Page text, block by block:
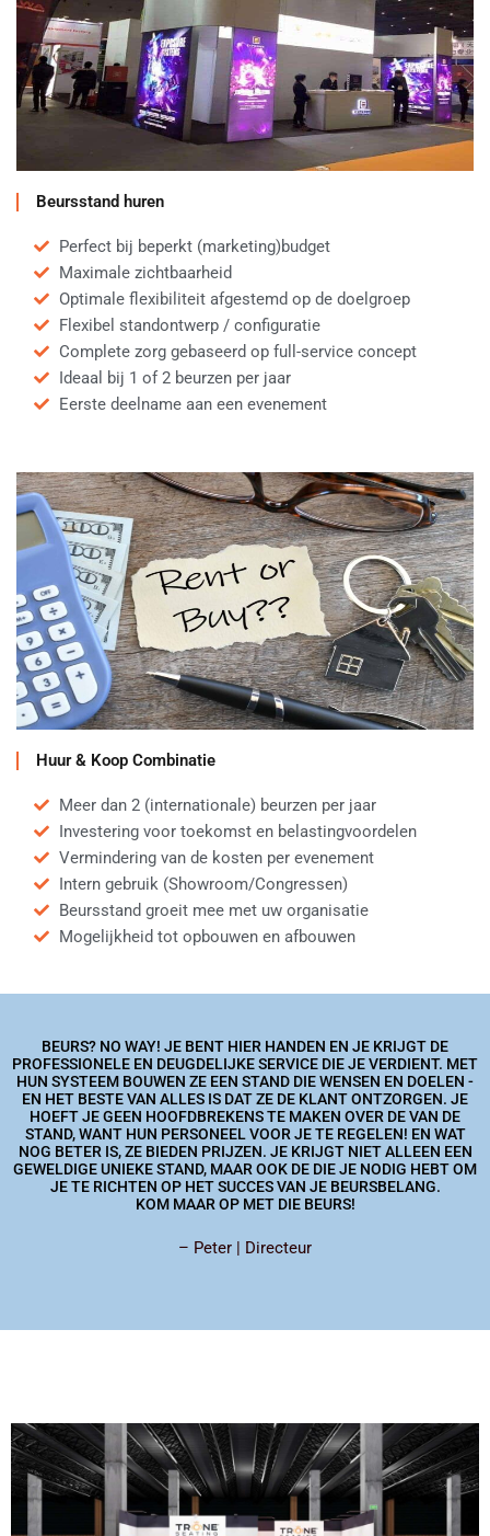
Beursstand huren
Perfect bij beperkt (marketing)budget
Maximale zichtbaarheid
Optimale flexibiliteit afgestemd op de doelgroep
Flexibel standontwerp / configuratie
Complete zorg gebaseerd op full-service concept
Ideaal bij 1 of 2 beurzen per jaar
Eerste deelname aan een evenement
Huur & Koop Combinatie
Meer dan 2 (internationale) beurzen per jaar
Investering voor toekomst en belastingvoordelen
Vermindering van de kosten per evenement
Intern gebruik (Showroom/Congressen)
Beursstand groeit mee met uw organisatie
Mogelijkheid tot opbouwen en afbouwen
BEURS? NO WAY! JE BENT HIER HANDEN EN JE KRIJGT DE
PROFESSIONELE EN DEUGDELIJKE SERVICE DIE JE VERDIENT. MET
HUN SYSTEEM BOUWEN ZE EEN STAND DIE WENSEN EN DOELEN -
EN HET BESTE VAN ALLES IS DAT ZE DE KLANT ONTZORGEN. JE
HOEFT JE GEEN HOOFDBREKENS TE MAKEN OVER DE VAN DE
STAND, WANT HUN PERSONEEL VOOR JE TE REGELEN! EN WAT
NOG BETER IS, ZE BIEDEN PRIJZEN. JE KRIJGT NIET ALLEEN EEN
GEWELDIGE UNIEKE STAND, MAAR OOK DE DIE JE NODIG HEBT OM
JE TE RICHTEN OP HET SUCCES VAN JE BEURSBELANG.
KOM MAAR OP MET DIE BEURS!
– Peter | Directeur